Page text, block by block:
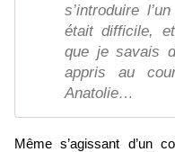
s’introduire
était difficile,
que je savais
appris au
Anatolie…
Même s’agissant d’un